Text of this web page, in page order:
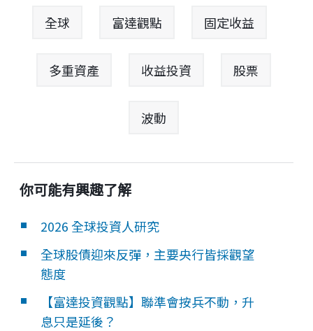
全球 富達觀點 固定收益
多重資產 收益投資 股票
波動
你可能有興趣了解
2026 全球投資人研究
全球股債迎來反彈，主要央行皆採觀望
態度
【富達投資觀點】聯準會按兵不動，升
息只是延後？